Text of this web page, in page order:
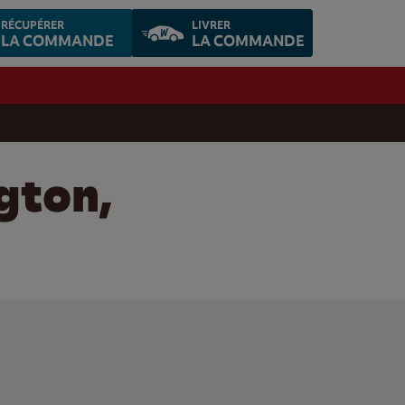
RÉCUPÉRER
LA COMMANDE
LIVRER
LA COMMANDE